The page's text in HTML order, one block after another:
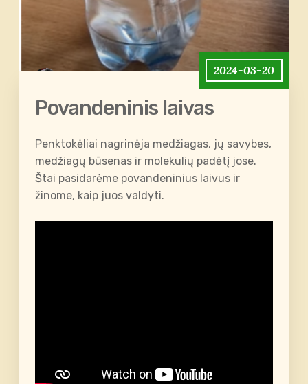
2024-03-20
Povandeninis laivas
Penktokėliai nagrinėja medžiagas, jų savybes,
medžiagų būsenas ir molekulių padėtį jose.
Štai pasidarėme povandeninius laivus ir
žinome, kaip juos valdyti.